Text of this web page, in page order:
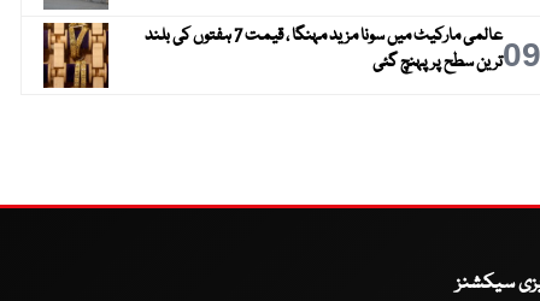
09
عالمی مارکیٹ میں سونا مزید مہنگا ، قیمت 7 ہفتوں کی بلند
ترین سطح پر پہنچ گئی
سیکشنز